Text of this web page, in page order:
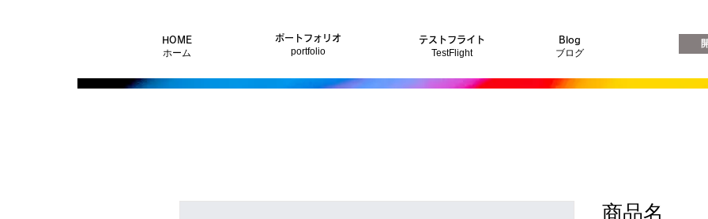
HOME
ホーム
Blog
ブログ
ポートフォリオ
portfolio
テストフライト
TestFlight
商品名